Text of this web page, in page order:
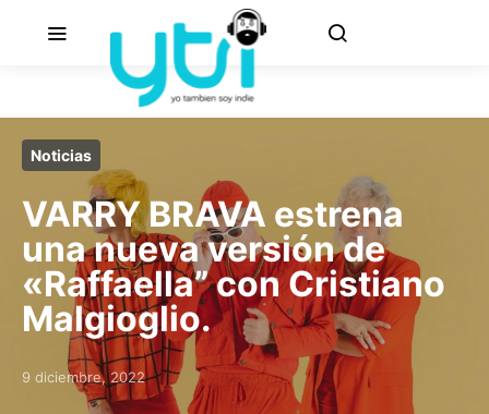
Noticias
VARRY BRAVA estrena
una nueva versión de
«Raffaella” con Cristiano
Malgioglio.
Posted on
9 diciembre, 2022